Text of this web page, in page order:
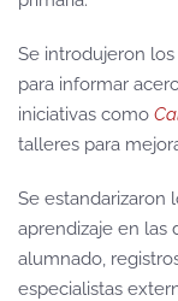
Se introdujeron los
para informar
iniciativas como
talleres para
Se estandarizaron
aprendizaje en las
alumnado,
especialistas